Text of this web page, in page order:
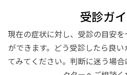
受診ガ
現在の症状に対し、受診の目安
ができます。どう受診したら良
てみてください。判断に迷う場